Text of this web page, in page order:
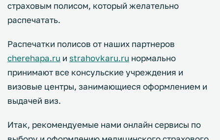
страховым полисом, который желательно
распечатать.
Распечатки полисов от наших партнеров
cherehapa.ru и strahovkaru.ru нормально
принимают все консульские учреждения и
визовые центры, занимающиеся оформлением и
выдачей виз.
Итак, рекомендуемые нами онлайн сервисы по